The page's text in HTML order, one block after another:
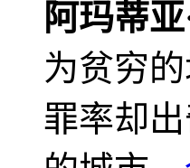
阿玛蒂亚
为贫穷
罪率却